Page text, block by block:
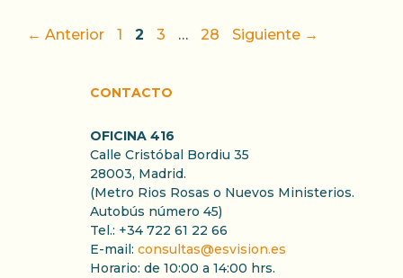
← Anterior Página
1 Página
2 Página
3 … Página
28 Siguiente →
CONTACTO
OFICINA 416
Calle Cristóbal Bordiu 35
28003, Madrid.
(Metro Rios Rosas o Nuevos Ministerios.
Autobús número 45)
Tel.: +34 722 61 22 66
E-mail: consultas@esvision.es
Horario: de 10:00 a 14:00 hrs.